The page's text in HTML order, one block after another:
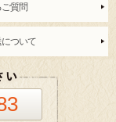
ご質問
ついて